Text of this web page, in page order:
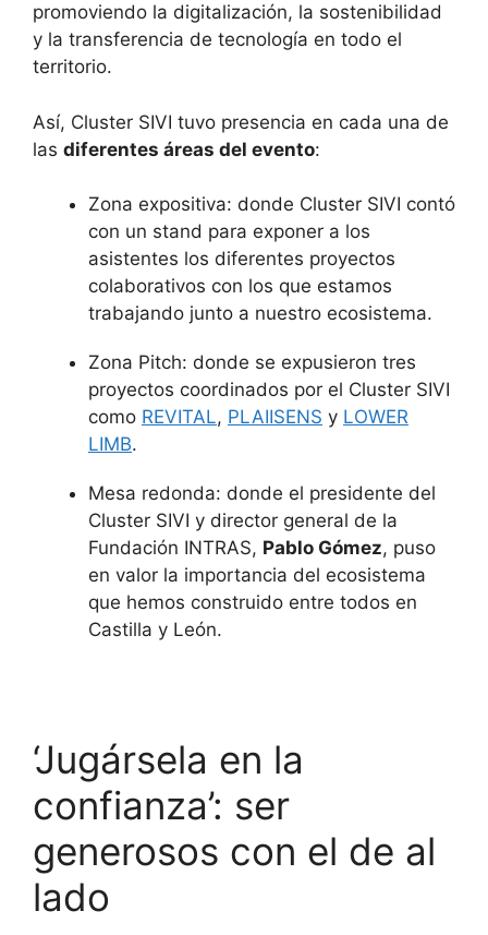
promoviendo la digitalización, la sostenibilidad
y la transferencia de tecnología en todo el
territorio.
Así, Cluster SIVI tuvo presencia en cada una de
las diferentes áreas del evento:
Zona expositiva: donde Cluster SIVI contó
con un stand para exponer a los
asistentes los diferentes proyectos
colaborativos con los que estamos
trabajando junto a nuestro ecosistema.
Zona Pitch: donde se expusieron tres
proyectos coordinados por el Cluster SIVI
como REVITAL, PLAIISENS y LOWER
LIMB.
Mesa redonda: donde el presidente del
Cluster SIVI y director general de la
Fundación INTRAS, Pablo Gómez, puso
en valor la importancia del ecosistema
que hemos construido entre todos en
Castilla y León.
‘Jugársela en la
confianza’: ser
generosos con el de al
lado